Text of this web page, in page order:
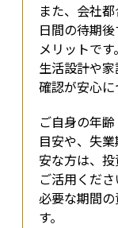
また、会社
日間の待期
メリットで
生活設計や
確認が安心に
ご自身の年
目安や、失
安な方は、
ご活用くだ
必要な期間
す。